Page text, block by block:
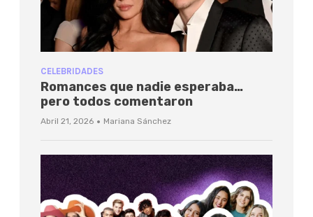
CELEBRIDADES
Romances que nadie esperaba…
pero todos comentaron
Abril 21, 2026 · Mariana Sánchez